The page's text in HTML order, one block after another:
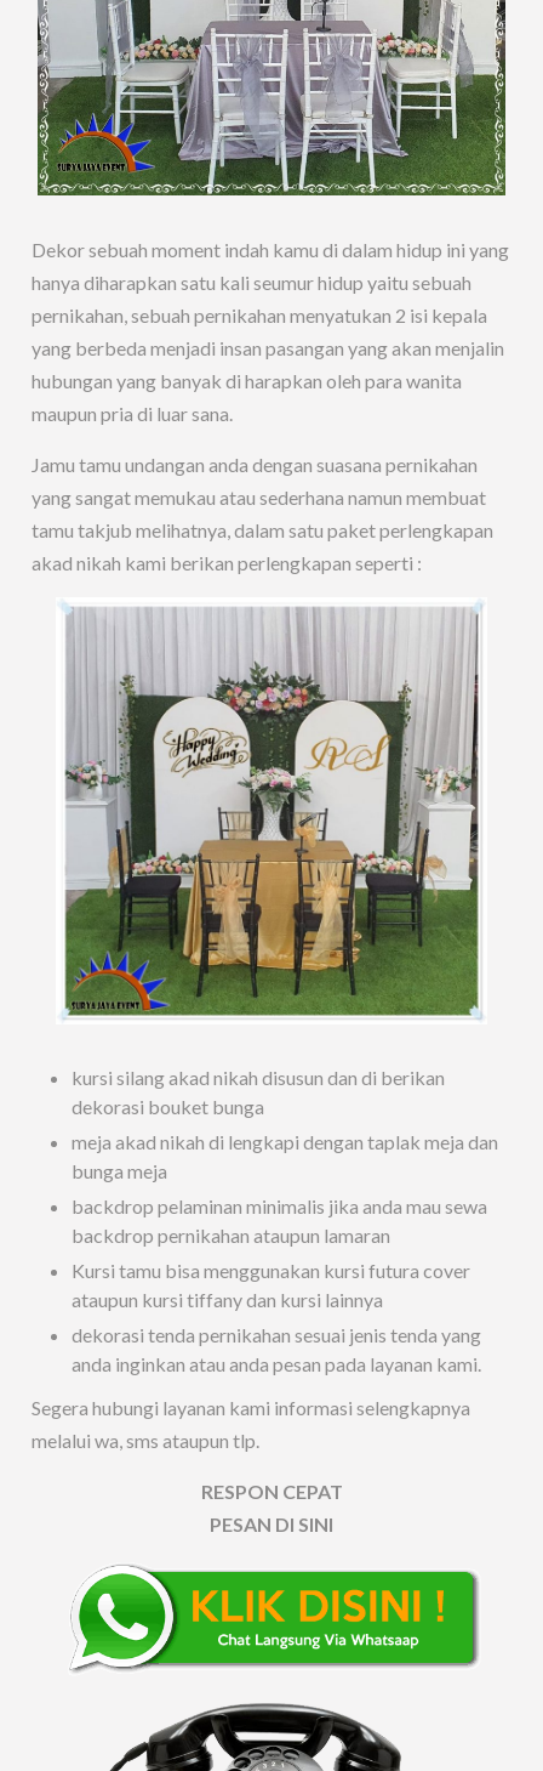
Dekor sebuah moment indah kamu di dalam hidup ini yang
hanya diharapkan satu kali seumur hidup yaitu sebuah
pernikahan, sebuah pernikahan menyatukan 2 isi kepala
yang berbeda menjadi insan pasangan yang akan menjalin
hubungan yang banyak di harapkan oleh para wanita
maupun pria di luar sana.
Jamu tamu undangan anda dengan suasana pernikahan
yang sangat memukau atau sederhana namun membuat
tamu takjub melihatnya, dalam satu paket perlengkapan
akad nikah kami berikan perlengkapan seperti :
kursi silang akad nikah disusun dan di berikan
dekorasi bouket bunga
meja akad nikah di lengkapi dengan taplak meja dan
bunga meja
backdrop pelaminan minimalis jika anda mau sewa
backdrop pernikahan ataupun lamaran
Kursi tamu bisa menggunakan kursi futura cover
ataupun kursi tiffany dan kursi lainnya
dekorasi tenda pernikahan sesuai jenis tenda yang
anda inginkan atau anda pesan pada layanan kami.
Segera hubungi layanan kami informasi selengkapnya
melalui wa, sms ataupun tlp.
RESPON CEPAT
PESAN DI SINI